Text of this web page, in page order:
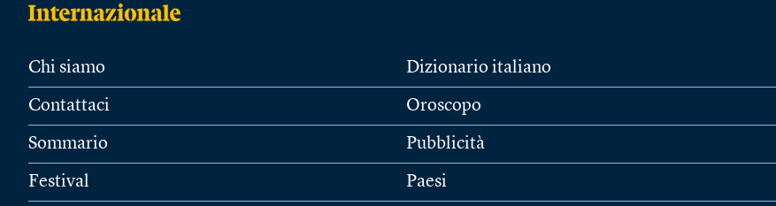
Chi siamo
Contattaci
Sommario
Festival
Dizionario italiano
Oroscopo
Pubblicità
Paesi